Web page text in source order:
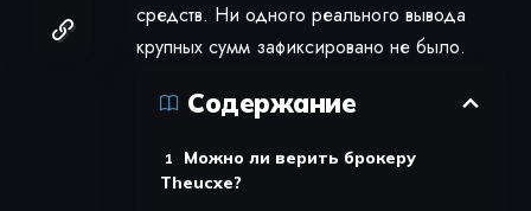
средств. Ни одного реального вывода
крупных сумм зафиксировано не было.
Содержание
Можно ли верить брокеру
Theucxe?